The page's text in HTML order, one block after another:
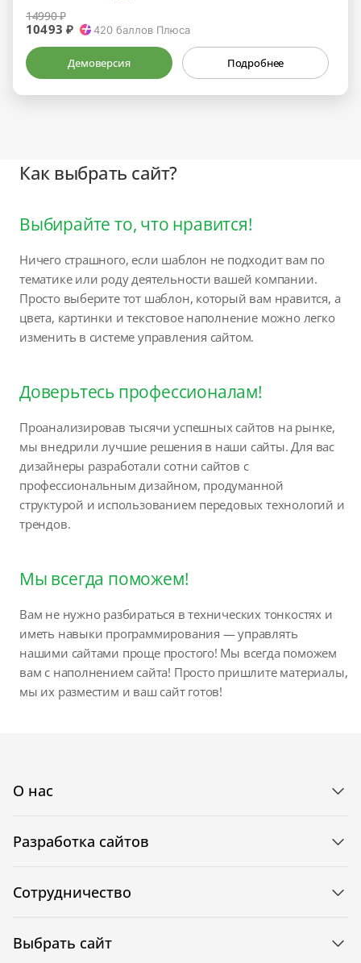
14990 ₽
10493 ₽ 420 баллов Плюса
Демоверсия Подробнее
Как выбрать сайт?
Выбирайте то, что нравится!
Ничего страшного, если шаблон не подходит вам по
тематике или роду деятельности вашей компании.
Просто выберите тот шаблон, который вам нравится, а
цвета, картинки и текстовое наполнение можно легко
изменить в системе управления сайтом.
Доверьтесь профессионалам!
Проанализировав тысячи успешных сайтов на рынке,
мы внедрили лучшие решения в наши сайты. Для вас
дизайнеры разработали сотни сайтов с
профессиональным дизайном, продуманной
структурой и использованием передовых технологий и
трендов.
Мы всегда поможем!
Вам не нужно разбираться в технических тонкостях и
иметь навыки программирования — управлять
нашими сайтами проще простого! Мы всегда поможем
вам с наполнением сайта! Просто пришлите материалы,
мы их разместим и ваш сайт готов!
О нас
Разработка сайтов
Сотрудничество
Выбрать сайт